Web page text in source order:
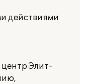
действиями
Элит-